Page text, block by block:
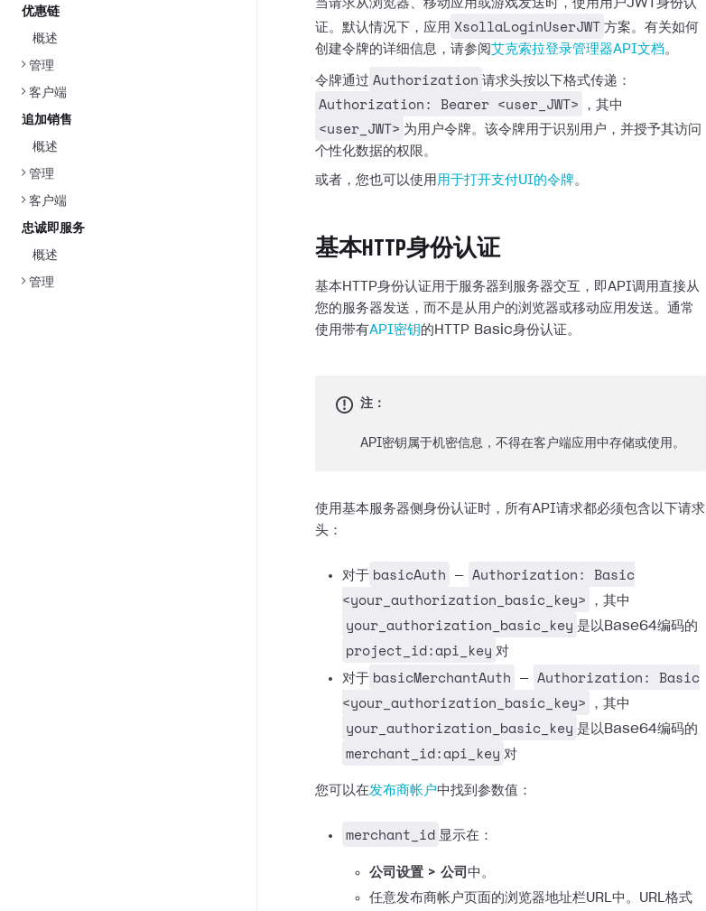
优惠链
概述
管理
客户端
追加销售
概述
管理
客户端
忠诚即服务
概述
管理
当请求从浏览器、移动应用或游戏发送时，使用用户JWT身份认
证。默认情况下，应用 XsollaLoginUserJWT 方案。有关如何
创建令牌的详细信息，请参阅 艾克索拉登录管理器API文档。
令牌通过 Authorization 请求头按以下格式传递：
Authorization: Bearer <user_JWT> ，其中
<user_JWT> 为用户令牌。该令牌用于识别用户，并授予其访问
个性化数据的权限。
或者，您也可以使用 用于打开支付UI的令牌。
基本HTTP身份认证
基本HTTP身份认证用于服务器到服务器交互，即API调用直接从
您的服务器发送，而不是从用户的浏览器或移动应用发送。通常
使用带有API密钥 的HTTP Basic身份认证。
注：
API密钥属于机密信息，不得在客户端应用中存储或使用。
使用基本服务器侧身份认证时，所有API请求都必须包含以下请求
头：
对于 basicAuth —
Authorization: Basic
<your_authorization_basic_key>
，其中
your_authorization_basic_key 是以Base64编码的
project_id:api_key 对
对于 basicMerchantAuth —
Authorization: Basic
<your_authorization_basic_key>
，其中
your_authorization_basic_key 是以Base64编码的
merchant_id:api_key 对
您可以在发布商帐户中找到参数值：
merchant_id 显示在：
公司设置 > 公司 中。
任意发布商帐户页面的浏览器地址栏URL中。URL格式